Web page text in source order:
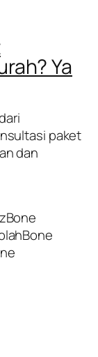
Ya
paket
dan